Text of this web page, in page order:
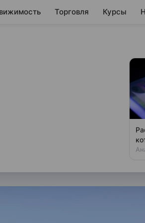
Торговля Курсы
вопрос, планирует